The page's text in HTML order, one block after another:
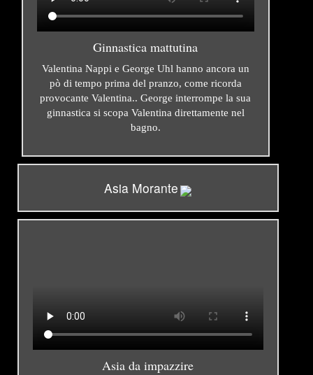
Ginnastica mattutina
Valentina Nappi e George Uhl hanno ancora un
pò di tempo prima del pranzo, come ricorda
provocante Valentina.. George interrompe la sua
ginnastica si scopa Valentina direttamente nel
bagno.
Asia Morante
Asia da impazzire